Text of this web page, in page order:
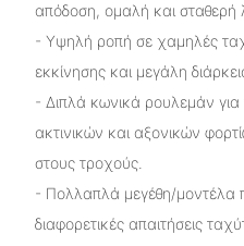
απόδοση, ομαλή και σταθερή
- Υψηλή ροπή σε χαμηλές
εκκίνησης και μεγάλη
- Διπλά κωνικά ρουλεμάν
ακτινικών και αξονικών
στους τροχούς.
- Πολλαπλά μεγέθη/μοντέλα
διαφορετικές απαιτήσεις